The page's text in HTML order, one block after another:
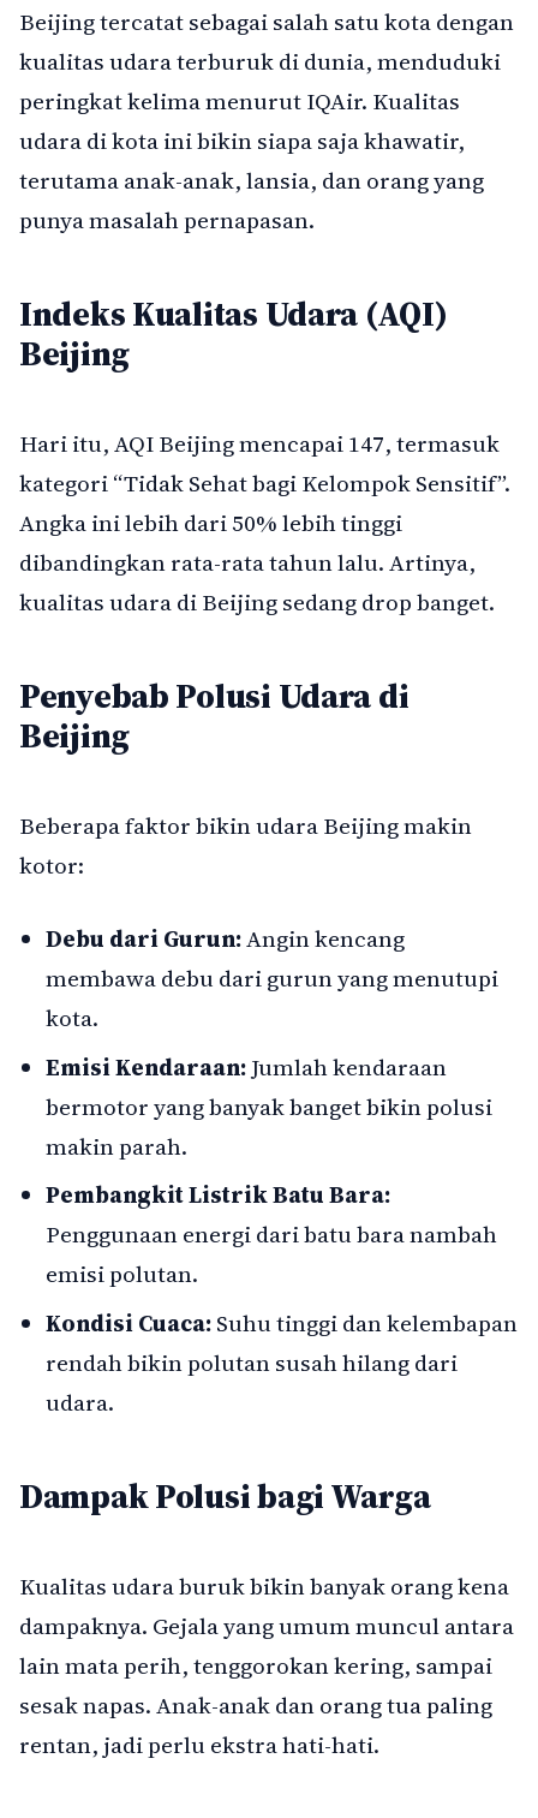
Beijing tercatat sebagai salah satu kota dengan
kualitas udara terburuk di dunia, menduduki
peringkat kelima menurut IQAir. Kualitas
udara di kota ini bikin siapa saja khawatir,
terutama anak-anak, lansia, dan orang yang
punya masalah pernapasan.
Indeks Kualitas Udara (AQI)
Beijing
Hari itu, AQI Beijing mencapai 147, termasuk
kategori “Tidak Sehat bagi Kelompok Sensitif”.
Angka ini lebih dari 50% lebih tinggi
dibandingkan rata-rata tahun lalu. Artinya,
kualitas udara di Beijing sedang drop banget.
Penyebab Polusi Udara di
Beijing
Beberapa faktor bikin udara Beijing makin
kotor:
Debu dari Gurun:Angin kencang
membawa debu dari gurun yang menutupi
kota.
Emisi Kendaraan:Jumlah kendaraan
bermotor yang banyak banget bikin polusi
makin parah.
Pembangkit Listrik Batu Bara:
Penggunaan energi dari batu bara nambah
emisi polutan.
Kondisi Cuaca:Suhu tinggi dan kelembapan
rendah bikin polutan susah hilang dari
udara.
Dampak Polusi bagi Warga
Kualitas udara buruk bikin banyak orang kena
dampaknya. Gejala yang umum muncul antara
lain mata perih, tenggorokan kering, sampai
sesak napas. Anak-anak dan orang tua paling
rentan, jadi perlu ekstra hati-hati.